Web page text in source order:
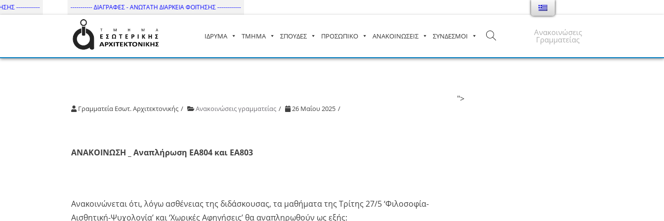
------------ ----------- ΔΙΑΓΡΑΦΕΣ - ΑΝΩΤΑΤΗ ΔΙΑΡΚΕΙΑ ΦΟΙΤΗΣΗΣ ------------
Τμήμα Εσωτ. Αρχιτεκτονικής – ΔΙ.ΠΑ.Ε
ΙΔΡΥΜΑ ΤΜΗΜΑ ΣΠΟΥΔΕΣ ΠΡΟΣΩΠΙΚΟ ΑΝΑΚΟΙΝΩΣΕΙΣ ΣΥΝΔΕΣΜΟΙ Ανακοινώσεις
Γραμματείας
Γραμματεία Εσωτ. Αρχιτεκτονικής Ανακοινώσεις γραμματείας 26 Μαΐου 2025
ΑΝΑΚΟΙΝΩΣΗ _ Αναπλήρωση ΕΑ804 και ΕΑ803
Ανακοινώνεται ότι, λόγω ασθένειας της διδάσκουσας, τα μαθήματα της Τρίτης 27/5 ‘Φιλοσοφία-
Αισθητική-Ψυχολογία’ και ‘Χωρικές Αφηγήσεις’ θα αναπληρωθούν ως εξής:
">